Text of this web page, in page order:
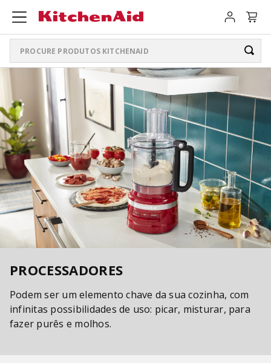
Procure produtos KitchenAid
TERMOS MAIS BUSCADOS
ARTISAN PLUS
2º LIQUIDIFICADOR PURE POWER
3º PURE POWER PERSONAL JAR
4º BATEDEIRA
5 º BOWL LIFT
K400
8 º SORVETEIRA
PURE POWER
10º EMPIRE RED
PROCESSADORES
Podem ser um elemento chave da sua cozinha, com
infinitas possibilidades de uso: picar, misturar, para
fazer purês e molhos.